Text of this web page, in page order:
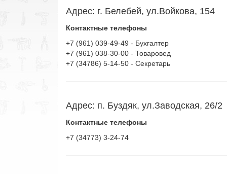
Адрес: г. Белебей, ул.Войкова, 154
Контактные телефоны
+7 (961) 039-49-49 - Бухгалтер
+7 (961) 038-30-00 - Товаровед
+7 (34786) 5-14-50 - Секретарь
Адрес: п. Буздяк, ул.Заводская, 26/2
Контактные телефоны
+7 (34773) 3-24-74